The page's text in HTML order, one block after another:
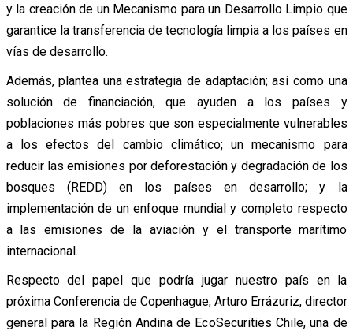
y la creación de un Mecanismo para un Desarrollo Limpio que
garantice la transferencia de tecnología limpia a los países en
vías de desarrollo.
Además, plantea una estrategia de adaptación; así como una
solución de financiación, que ayuden a los países y
poblaciones más pobres que son especialmente vulnerables
a los efectos del cambio climático; un mecanismo para
reducir las emisiones por deforestación y degradación de los
bosques (REDD) en los países en desarrollo; y la
implementación de un enfoque mundial y completo respecto
a las emisiones de la aviación y el transporte marítimo
internacional.
Respecto del papel que podría jugar nuestro país en la
próxima Conferencia de Copenhague, Arturo Errázuriz, director
general para la Región Andina de EcoSecurities Chile, una de